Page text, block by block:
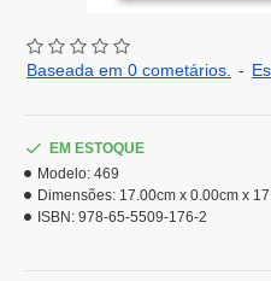
Baseada em 0 cometários. -
EM ESTOQUE
Modelo: 469
Dimensões: 17.00cm x 0.00cm x
ISBN: 978-65-5509-176-2